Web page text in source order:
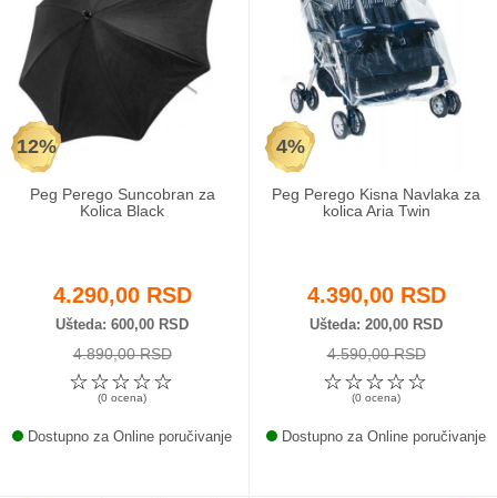
12%
Peg Perego Suncobran za
Kolica Black
4.290,00 RSD
Ušteda 600,00 RSD
4.890,00 RSD
☆
☆
☆
☆
☆
(0 ocena)
Dostupno za Online poručivanje
4%
Peg Perego Kisna Navlaka za
kolica Aria Twin
4.390,00 RSD
Ušteda 200,00 RSD
4.590,00 RSD
☆
☆
☆
☆
☆
(0 ocena)
Dostupno za Online poručivanje